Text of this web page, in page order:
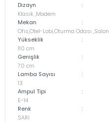
Dizayn
:
Klasik ,Modern
Mekan
:
Ofis,Otel-Lobi,Oturma Odası ,Salon
Yükseklik
:
110 cm
Genişlik
:
70 cm
Lamba Sayısı
:
13
Ampul Tipi
:
E-14
Renk
:
SARI